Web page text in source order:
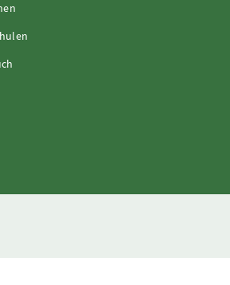
und Wasserwirtschaft